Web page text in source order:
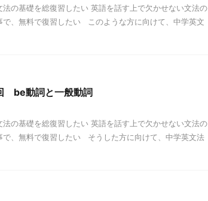
の基礎を総復習したい 英語を話す上で欠かせない文法の
、無料で復習したい このような方に向けて、中学英文
be動詞と一般動詞
の基礎を総復習したい 英語を話す上で欠かせない文法の
で、無料で復習したい そうした方に向けて、中学英文法